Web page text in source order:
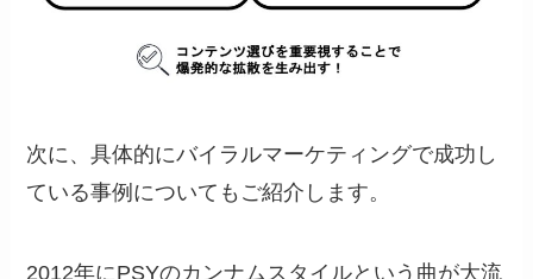
次に、具体的にバイラルマーケティングで成功し
ている事例についてもご紹介します。
2012年にPSYのカンナムスタイルという曲が大流